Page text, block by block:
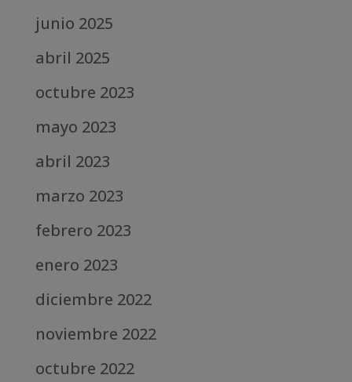
junio 2025
abril 2025
octubre 2023
mayo 2023
abril 2023
marzo 2023
febrero 2023
enero 2023
diciembre 2022
noviembre 2022
octubre 2022